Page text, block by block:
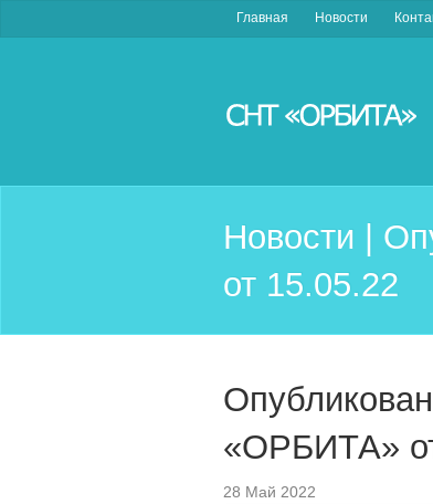
Главная Новости
Новости |
от 15.05.22
«ОРБИТА»
28 Май 2022